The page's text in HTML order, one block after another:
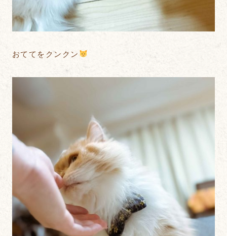
おててをクンクン